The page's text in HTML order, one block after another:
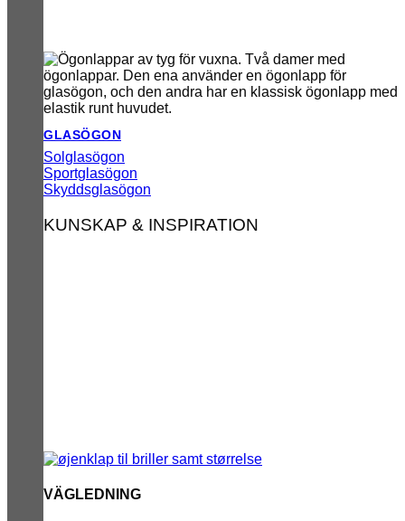
GLASÖGON
Solglasögon
Sportglasögon
Skyddsglasögon
KUNSKAP & INSPIRATION
VÄGLEDNING